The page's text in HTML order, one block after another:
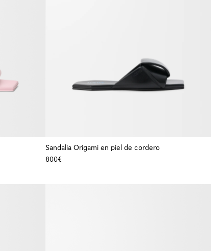
Sandalia Origami en piel de cordero
800€